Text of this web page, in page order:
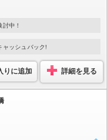
討中！
ャッシュバック!
りに追加 詳細を見る